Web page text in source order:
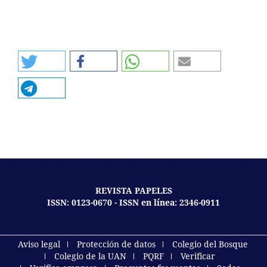
REVISTA PAPELES
ISSN: 0123-0670 - ISSN en línea: 2346-0911
Aviso legal Protección de datos
Colegio del Bosque
Colegio de la UAN
PQRF
Verificar